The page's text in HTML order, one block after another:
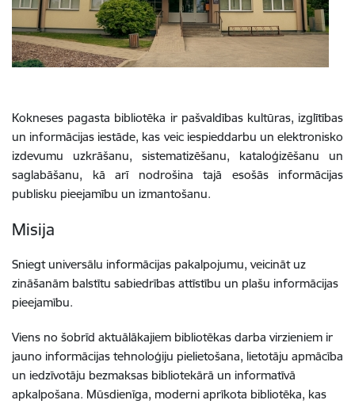
Kokneses pagasta bibliotēka ir pašvaldības kultūras, izglītības
un informācijas iestāde, kas veic iespieddarbu un elektronisko
izdevumu uzkrāšanu, sistematizēšanu, kataloģizēšanu un
saglabāšanu, kā arī nodrošina tajā esošās informācijas
publisku pieejamību un izmantošanu.
Misija
Sniegt universālu informācijas pakalpojumu, veicināt uz
zināšanām balstītu sabiedrības attīstību un plašu informācijas
pieejamību.
Viens no šobrīd aktuālākajiem bibliotēkas darba virzieniem ir
jauno informācijas tehnoloģiju pielietošana, lietotāju apmācība
un iedzīvotāju bezmaksas bibliotekārā un informatīvā
apkalpošana. Mūsdienīga, moderni aprīkota bibliotēka, kas